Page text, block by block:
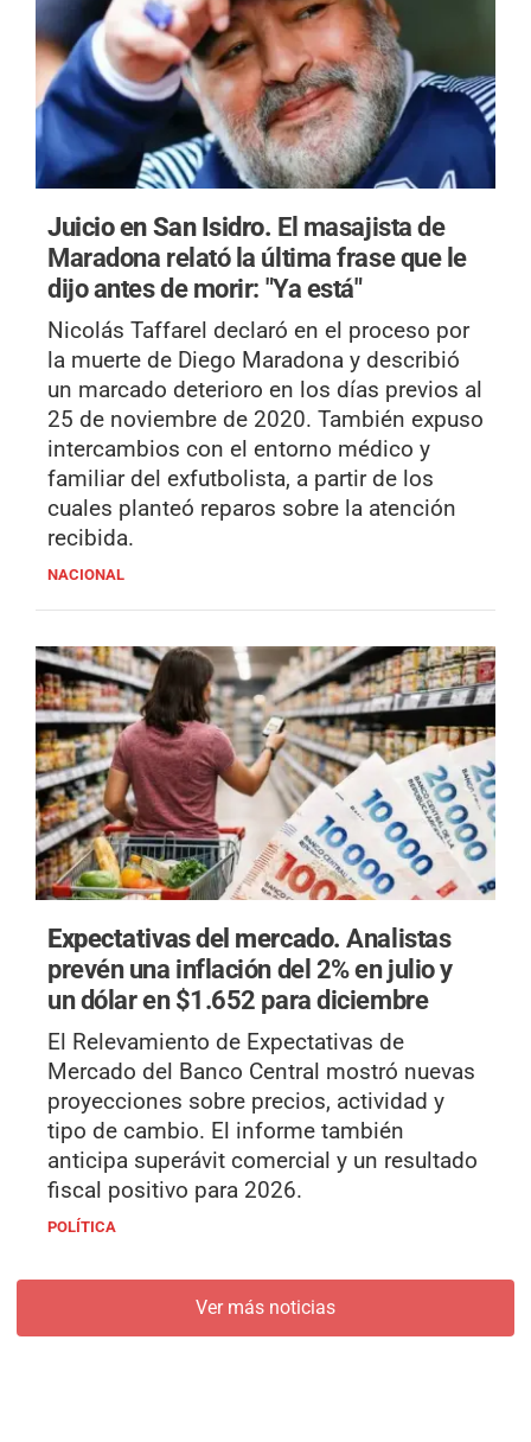
Juicio en San Isidro. El masajista de
Maradona relató la última frase que le
dijo antes de morir: "Ya está"
Nicolás Taffarel declaró en el proceso por
la muerte de Diego Maradona y describió
un marcado deterioro en los días previos al
25 de noviembre de 2020. También expuso
intercambios con el entorno médico y
familiar del exfutbolista, a partir de los
cuales planteó reparos sobre la atención
recibida.
NACIONAL
Expectativas del mercado.Analistas
prevén una inflación del 2% en julio y
un dólar en $1.652 para diciembre
El Relevamiento de Expectativas de
Mercado del Banco Central mostró nuevas
proyecciones sobre precios, actividad y
tipo de cambio. El informe también
anticipa superávit comercial y un resultado
fiscal positivo para 2026.
POLÍTICA
Ver más noticias